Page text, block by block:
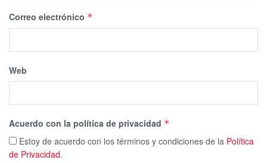
Correo electrónico *
Web
Acuerdo con la política de privacidad *
Estoy de acuerdo con los términos y condiciones de la Política
de Privacidad.